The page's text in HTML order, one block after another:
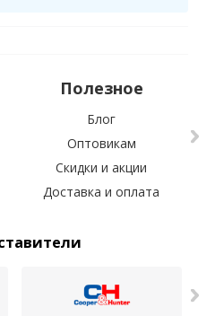
Полезное
Блог
Оптовикам
Скидки и акции
Доставка и оплата